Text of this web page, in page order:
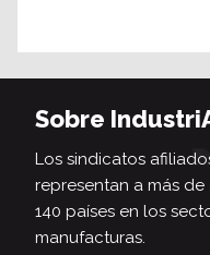
Sobre
Los sindicatos
representan a más
140 países en los
manufacturas.